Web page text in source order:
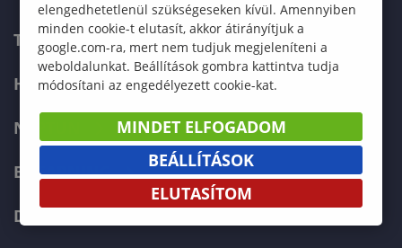
TELEFONKÖNYV
HIBABEJELENTÉS
NEPTUN
E-LEARNING
DOKUMENTUMOK
elengedhetetlenül szükségeseken kívül. Amennyiben
minden cookie-t elutasít, akkor átirányítjuk a
google.com-ra, mert nem tudjuk megjeleníteni a
weboldalunkat. Beállítások gombra kattintva tudja
módosítani az engedélyezett cookie-kat.
MINDET ELFOGADOM
BEÁLLÍTÁSOK
ELUTASÍTOM